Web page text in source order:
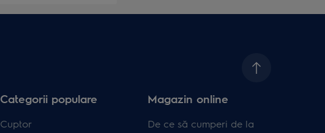
Categorii populare
Cuptor
Magazin online
De ce să cumperi de la